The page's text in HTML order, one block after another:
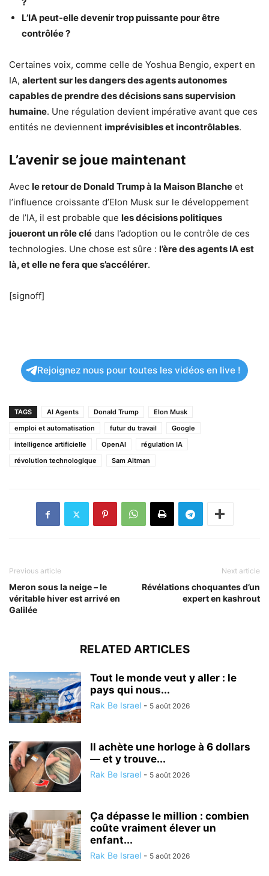
L’IA peut-elle devenir trop puissante pour être
contrôlée ?
Certaines voix, comme celle de Yoshua Bengio, expert en
IA, alertent sur les dangers des agents autonomes
capables de prendre des décisions sans supervision
humaine. Une régulation devient impérative avant que ces
entités ne deviennent imprévisibles et incontrôlables.
L’avenir se joue maintenant
Avec le retour de Donald Trump à la Maison Blanche et
l’influence croissante d’Elon Musk sur le développement
de l’IA, il est probable que les décisions politiques
joueront un rôle clé dans l’adoption ou le contrôle de ces
technologies. Une chose est sûre : l’ère des agents IA est
là, et elle ne fera que s’accélérer.
[signoff]
Rejoignez nous pour toutes les vidéos en live !
TAGS AI Agents Donald Trump
Elon Musk
emploi et automatisation
futur du travail
Google
intelligence artificielle
OpenAI
régulation IA
révolution technologique
Sam Altman
Previous article
Meron sous la neige – le
véritable hiver est arrivé en
Galilée
Next article
Révélations choquantes d’un
expert en kashrout
RELATED ARTICLES
Tout le monde veut y aller : le
pays qui nous...
Rak Be Israel - 5 août 2026
Il achète une horloge à 6 dollars
— et y trouve...
Rak Be Israel - 5 août 2026
Ça dépasse le million : combien
coûte vraiment élever un
enfant...
Rak Be Israel - 5 août 2026